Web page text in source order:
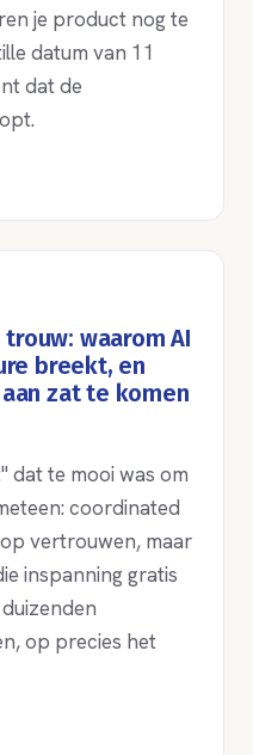
je product nog te
datum van 11
dat de
waarom AI
breekt, en
zat te komen
dat te mooi was om
coordinated
vertrouwen, maar
inspanning gratis
op precies het